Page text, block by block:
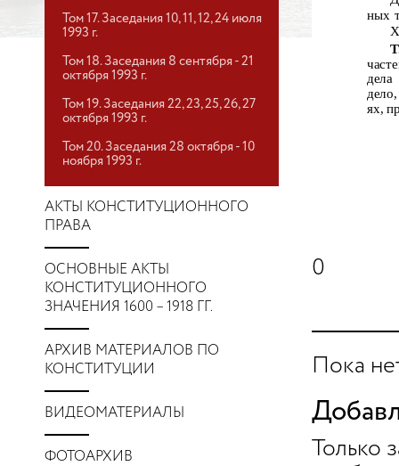
Том 17. Заседания 10, 11, 12, 24 июля
1993 г.
Том 18. Заседания 8 сентября - 21
октября 1993 г.
Том 19. Заседания 22, 23, 25, 26, 27
октября 1993 г.
Том 20. Заседания 28 октября - 10
ноября 1993 г.
АКТЫ КОНСТИТУЦИОННОГО
ПРАВА
ОСНОВНЫЕ АКТЫ
КОНСТИТУЦИОННОГО
ЗНАЧЕНИЯ 1600 – 1918 ГГ.
АРХИВ МАТЕРИАЛОВ ПО
КОНСТИТУЦИИ
ВИДЕОМАТЕРИАЛЫ
ФОТОАРХИВ
ных
ях,
0
Пока
Только